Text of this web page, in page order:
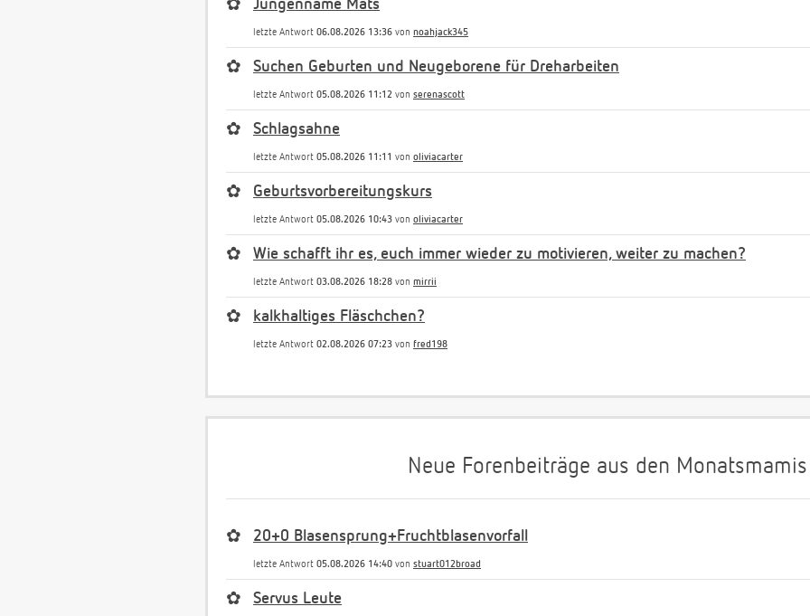
✿ Jungenname Mats
letzte Antwort 06.08.2026 13:36 von noahjack345
✿ Suchen Geburten und Neugeborene für Dreharbeiten
letzte Antwort 05.08.2026 11:12 von serenascott
✿ Schlagsahne
letzte Antwort 05.08.2026 11:11 von oliviacarter
✿ Geburtsvorbereitungskurs
letzte Antwort 05.08.2026 10:43 von oliviacarter
✿ Wie schafft ihr es, euch immer wieder zu motivieren, weiter zu machen?
letzte Antwort 03.08.2026 18:28 von mirrii
✿ kalkhaltiges Fläschchen?
letzte Antwort 02.08.2026 07:23 von fred198
Neue Forenbeiträge aus den Monatsmamis
✿ 20+0 Blasensprung+Fruchtblasenvorfall
letzte Antwort 05.08.2026 14:40 von stuart012broad
✿ Servus Leute